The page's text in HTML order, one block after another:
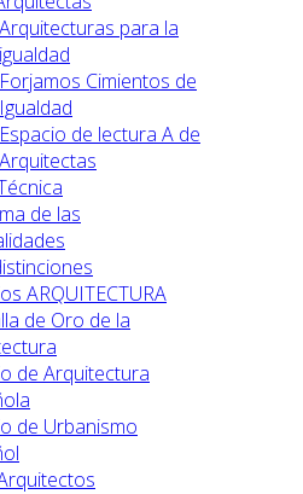
Arquitecturas para la
igualdad
Forjamos Cimientos de
Igualdad
Espacio de lectura A de
Arquitectas
de las
ARQUITECTURA
de Oro de la
de Arquitectura
de Urbanismo